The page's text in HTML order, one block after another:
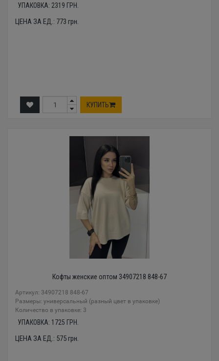
УПАКОВКА: 2319 ГРН.
ЦЕНА ЗА ЕД.: 773 грн.
КУПИТЬ
Кофты женские оптом 34907218 848-67
Артикул: 34907218 848-67
Размеры: универсальный (разный цвет в упаковке)
Количество в упаковке: 3
УПАКОВКА: 1725 ГРН.
ЦЕНА ЗА ЕД.: 575грн.